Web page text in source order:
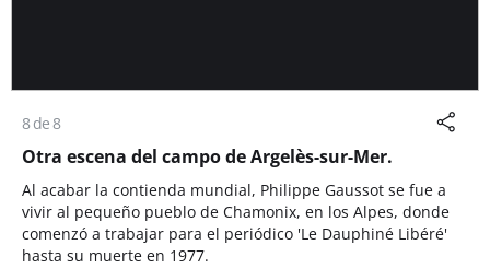
8 de 8
Otra escena del campo de Argelès-sur-Mer.
Al acabar la contienda mundial, Philippe Gaussot se fue a
vivir al pequeño pueblo de Chamonix, en los Alpes, donde
comenzó a trabajar para el periódico 'Le Dauphiné Libéré'
hasta su muerte en 1977.